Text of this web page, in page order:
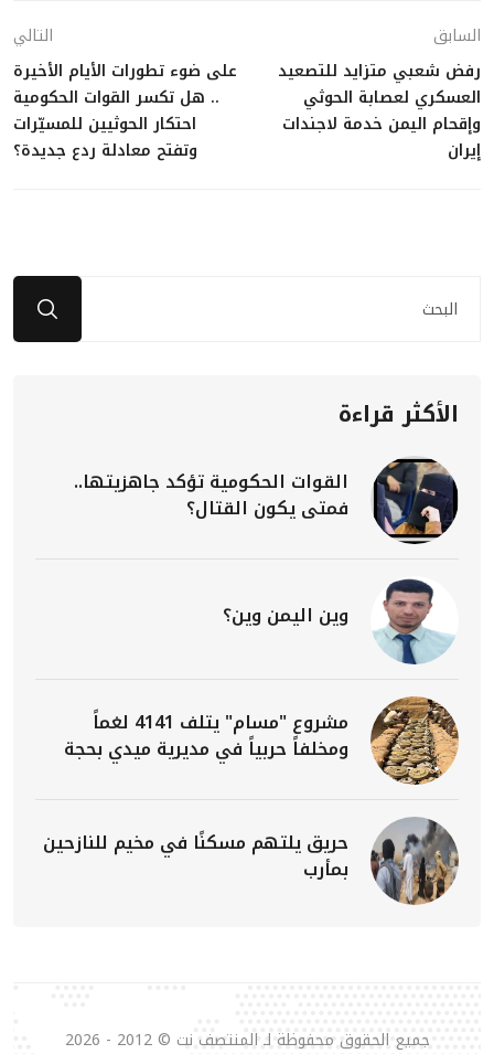
السابق
رفض شعبي متزايد للتصعيد
العسكري لعصابة الحوثي
وإقحام اليمن خدمة لاجندات
إيران
التالي
على ضوء تطورات الأيام الأخيرة
.. هل تكسر القوات الحكومية
احتكار الحوثيين للمسيّرات
وتفتح معادلة ردع جديدة؟
الأكثر قراءة
القوات الحكومية تؤكد جاهزيتها..
فمتى يكون القتال؟
وين اليمن وين؟
مشروع "مسام" يتلف 4141 لغماً
ومخلفاً حربياً في مديرية ميدي بحجة
حريق يلتهم مسكنًا في مخيم للنازحين
بمأرب
جميع الحقوق محفوظة لـ المنتصف نت © 2012 - 2026